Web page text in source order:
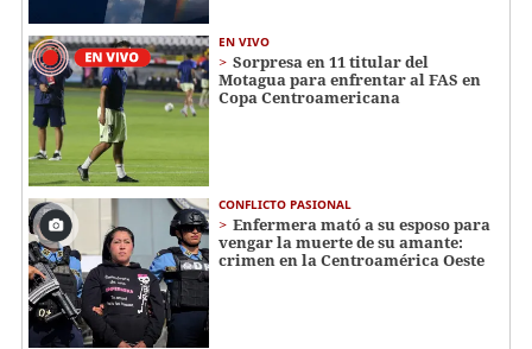
EN VIVO
Sorpresa en 11 titular del
Motagua para enfrentar al FAS en
Copa Centroamericana
CONFLICTO PASIONAL
Enfermera mató a su esposo para
vengar la muerte de su amante:
crimen en la Centroamérica Oeste